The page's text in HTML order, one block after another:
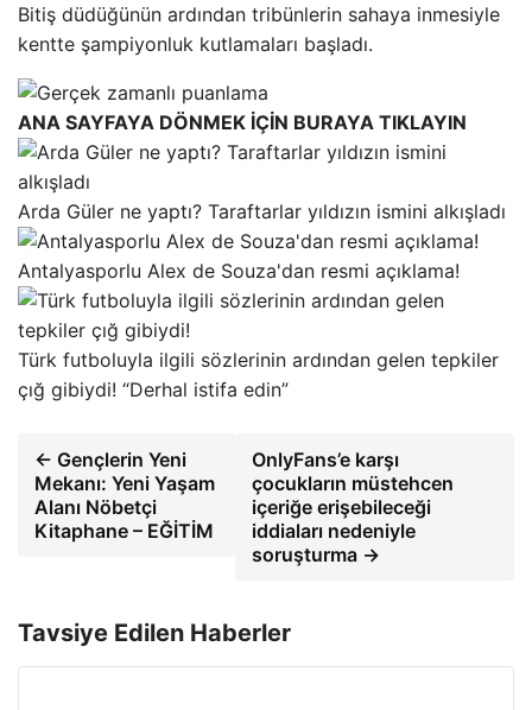
Bitiş düdüğünün ardından tribünlerin sahaya inmesiyle
kentte şampiyonluk kutlamaları başladı.
ANA SAYFAYA DÖNMEK İÇİN BURAYA TIKLAYIN
Arda Güler ne yaptı? Taraftarlar yıldızın ismini alkışladı
Antalyasporlu Alex de Souza'dan resmi açıklama!
Türk futboluyla ilgili sözlerinin ardından gelen tepkiler
çığ gibiydi! “Derhal istifa edin”
← Gençlerin Yeni
Mekanı: Yeni Yaşam
Alanı Nöbetçi
Kitaphane – EĞİTİM
OnlyFans’e karşı
çocukların müstehcen
içeriğe erişebileceği
iddiaları nedeniyle
soruşturma →
Tavsiye Edilen Haberler